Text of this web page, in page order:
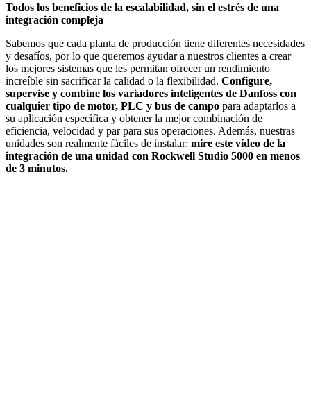
Todos los beneficios de la escalabilidad, sin el estrés de una
integración compleja
Sabemos que cada planta de producción tiene diferentes necesidades
y desafíos, por lo que queremos ayudar a nuestros clientes a crear
los mejores sistemas que les permitan ofrecer un rendimiento
increíble sin sacrificar la calidad o la flexibilidad. Configure,
supervise y combine los variadores inteligentes de Danfoss con
cualquier tipo de motor, PLC y bus de campo para adaptarlos a
su aplicación específica y obtener la mejor combinación de
eficiencia, velocidad y par para sus operaciones. Además, nuestras
unidades son realmente fáciles de instalar: mire este vídeo de la
integración de una unidad con Rockwell Studio 5000 en menos
de 3 minutos.